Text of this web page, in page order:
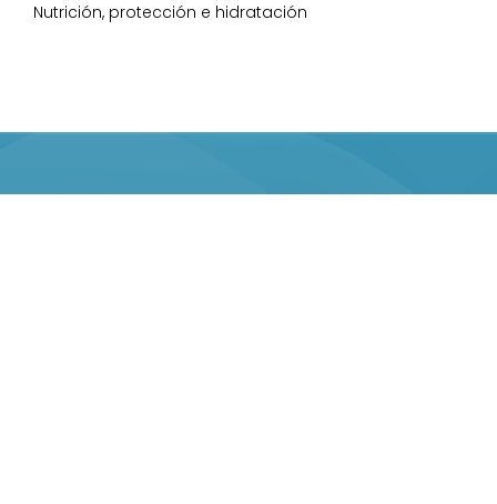
Nutrición, protección e hidratación